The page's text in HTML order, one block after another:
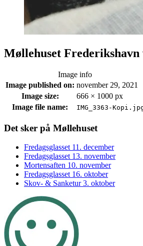
Møllehuset Frederikshavn
Image info
Image published on: november 29, 2021
Image size:
666 × 1000 px
Image file name:
IMG_3363-
Footer
sidebar
Det sker på Møllehuset
Fredagsglasset 11. december
Fredagsglasset 13. november
Mortensaften 10. november
Fredagsglasset 16. oktober
Skov- & Sanketur 3. oktober